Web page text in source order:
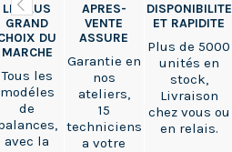
LE PLUS
GRAND
DU
MARCHE
Tous les
modéles
de
avec la
APRES-
VENTE
ASSURE
Garantie en
nos
ateliers,
15
techniciens
a votre
DISPONIBILITE
ET RAPIDITE
Plus de 5000
unités en
stock,
Livraison
chez vous ou
en relais.